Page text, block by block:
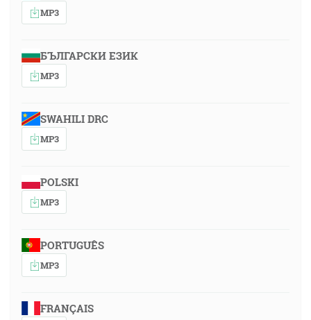
MP3
БЪЛГАРСКИ ЕЗИК
MP3
SWAHILI DRC
MP3
POLSKI
MP3
PORTUGUÊS
MP3
FRANÇAIS